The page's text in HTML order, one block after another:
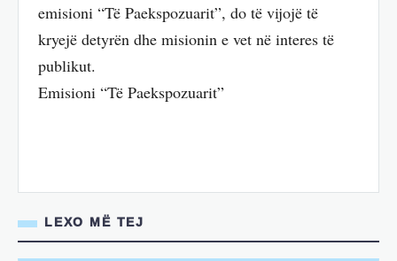
emisioni “Të Paekspozuarit”, do të vijojë të
kryejë detyrën dhe misionin e vet në interes të
publikut.
Emisioni “Të Paekspozuarit”
LEXO MË TEJ